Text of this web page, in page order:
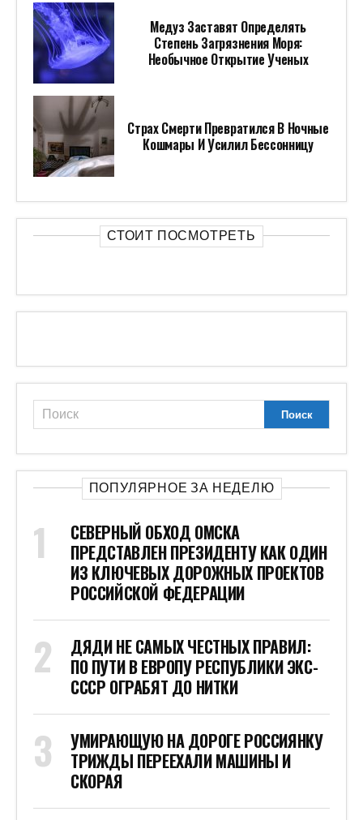
Медуз Заставят Определять
Степень Загрязнения Моря:
Необычное Открытие Ученых
Страх Смерти Превратился В Ночные
Кошмары И Усилил Бессонницу
СТОИТ ПОСМОТРЕТЬ
ПОПУЛЯРНОЕ ЗА НЕДЕЛЮ
СЕВЕРНЫЙ ОБХОД ОМСКА
ПРЕДСТАВЛЕН ПРЕЗИДЕНТУ КАК ОДИН
ИЗ КЛЮЧЕВЫХ ДОРОЖНЫХ ПРОЕКТОВ
РОССИЙСКОЙ ФЕДЕРАЦИИ
ДЯДИ НЕ САМЫХ ЧЕСТНЫХ ПРАВИЛ:
ПО ПУТИ В ЕВРОПУ РЕСПУБЛИКИ ЭКС-
СССР ОГРАБЯТ ДО НИТКИ
УМИРАЮЩУЮ НА ДОРОГЕ РОССИЯНКУ
ТРИЖДЫ ПЕРЕЕХАЛИ МАШИНЫ И
СКОРАЯ